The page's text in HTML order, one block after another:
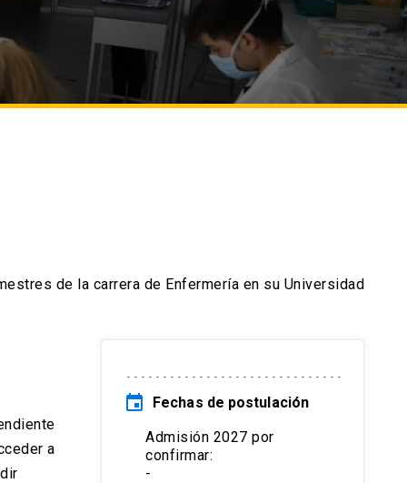
de la carrera de Enfermería en su Universidad
a
event
Fechas de postulación
Admisión 2027 por
confirmar:
-